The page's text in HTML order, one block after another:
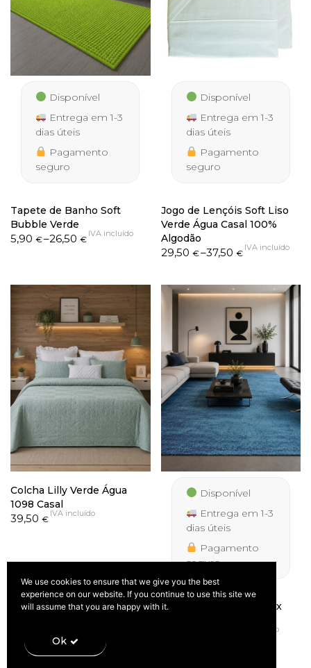
Disponível
Entrega em 1-3
dias úteis
Pagamento
seguro
Tapete de Banho Soft
Bubble Verde
5,90 €–26,50€
Price
26,50 €
IVA incluído
Disponível
Entrega em 1-3
dias úteis
Pagamento
seguro
Jogo de Lençóis Soft Liso
Verde Água Casal 100%
Algodão
29,50 €–37,50 €
Price
through
IVA incluído
Colcha Lilly Verde Água
1098 Casal
39,50 €
IVA incluído
Disponível
Entrega em 1-3
dias úteis
Pagamento
seguro
Tapete Espace Azul Mix
incluído
We use cookies to ensure that we give you the best
experience on our website. If you continue to use this site we
will assume that you are happy with it.
Ok